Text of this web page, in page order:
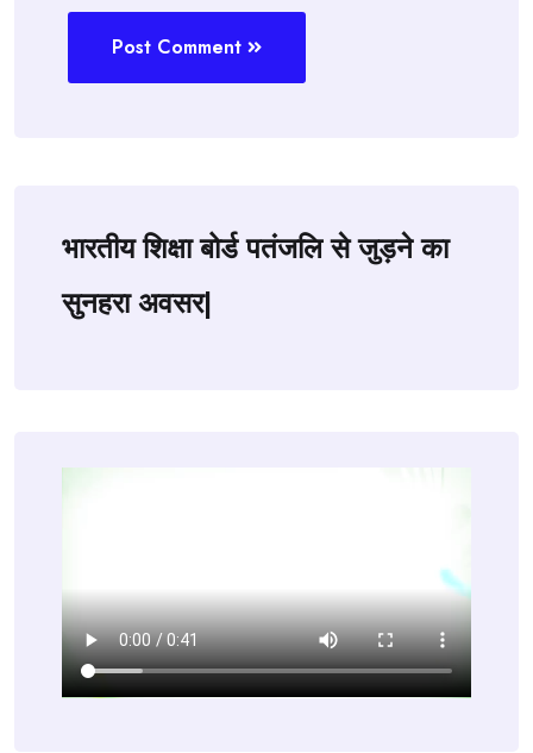
Post Comment
भारतीय शिक्षा बोर्ड पतंजलि से जुड़ने का
सुनहरा अवसर|